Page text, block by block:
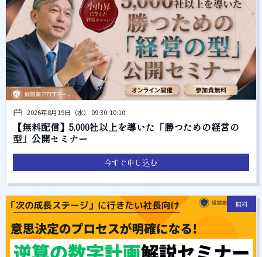
2026年8月19日（水） 09:30-10:10
【無料配信】5,000社以上を導いた「勝つための経営の
型」公開セミナー
今すぐ申し込む
無料